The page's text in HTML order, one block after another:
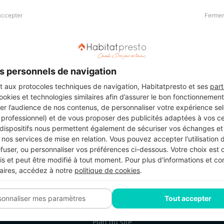
personnels de navigation
aux protocoles techniques de navigation, Habitatpresto et ses
et technologies similaires afin d’assurer le bon
l’audience de nos contenus, de personnaliser votre expérience
et de vous proposer des publicités adaptées à vos
nous permettent également de sécuriser vos échanges
services de mise en relation. Vous pouvez accepter l'utilisation
ou personnaliser vos préférences ci-dessous. Votre choix est
et peut être modifié à tout moment. Pour plus d'informations et
accédez à notre politique de cookies.
mes paramètres Tout accepter
Revue de presse
Légal
Charte cookies
Suivez-nous
Plan du site